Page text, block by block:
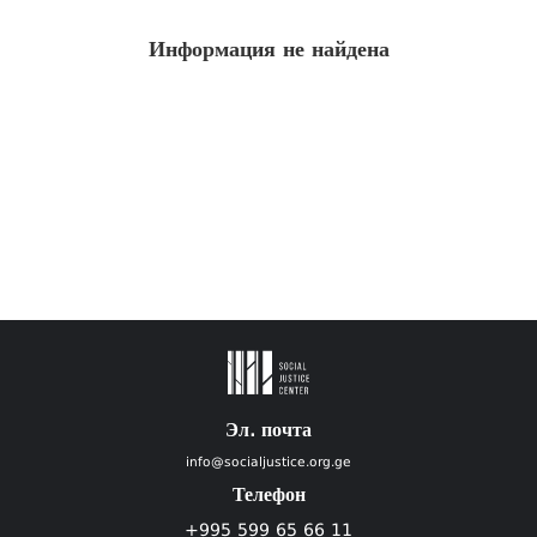
Информация не найдена
Эл. почта
info@socialjustice.org.ge
Телефон
+995 599 65 66 11